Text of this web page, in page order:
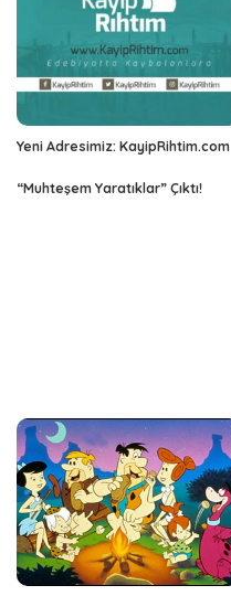
Yeni Adresimiz: KayipRihtim.com
“Muhteşem Yaratıklar” Çıktı!